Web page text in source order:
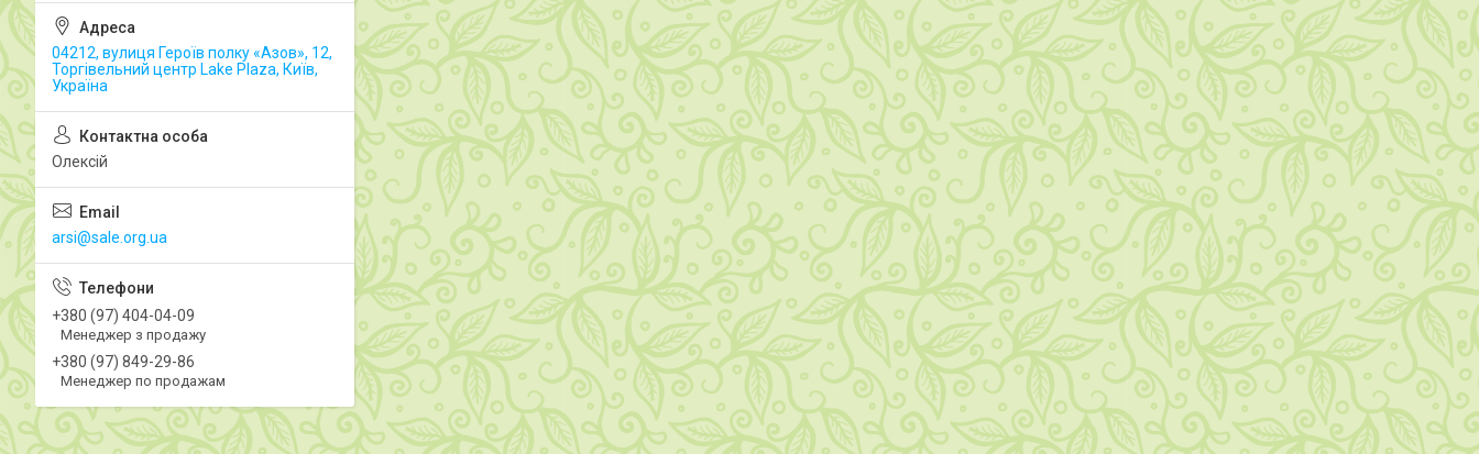
04212, вулиця Героїв полку «Азов», 12,
Торгівельний центр Lake Plaza, Київ,
Україна
Олексій
arsi@sale.org.ua
+380 (97) 404-04-09
Менеджер з продажу
+380 (97) 849-29-86
Менеджер по продажам